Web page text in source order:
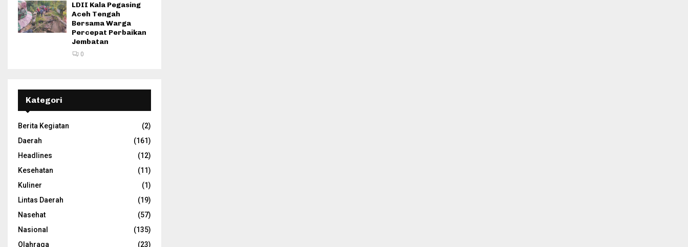
LDII Kala Pegasing
Aceh Tengah
Bersama Warga
Percepat Perbaikan
Jembatan
0
Kategori
Berita Kegiatan
(2)
Daerah
(161)
Headlines
(12)
Kesehatan
(11)
Kuliner
(1)
Lintas Daerah
(19)
Nasehat
(57)
Nasional
(135)
Olahraga
(23)